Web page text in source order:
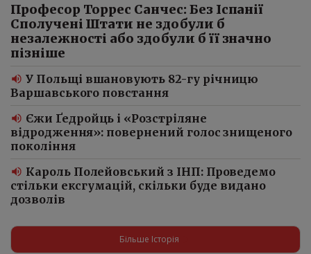
Професор Торрес Санчес: Без Іспанії
Сполучені Штати не здобули б
незалежності або здобули б її значно
пізніше
У Польщі вшановують 82-гу річницю
Варшавського повстання
Єжи Ґедройць і «Розстріляне
відродження»: повернений голос знищеного
покоління
Кароль Полейовський з ІНП: Проведемо
стільки ексгумацій, скільки буде видано
дозволів
Більше Історія